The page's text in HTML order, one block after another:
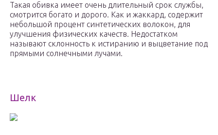
Такая обивка имеет очень длительный срок службы,
смотрится богато и дорого. Как и жаккард, содержит
небольшой процент синтетических волокон, для
улучшения физических качеств. Недостатком
называют склонность к истиранию и выцветание под
прямыми солнечными лучами.
Шелк